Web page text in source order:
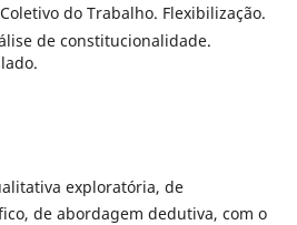
do Trabalho. Flexibilização.
de constitucionalidade.
exploratória, de
de abordagem dedutiva, com o